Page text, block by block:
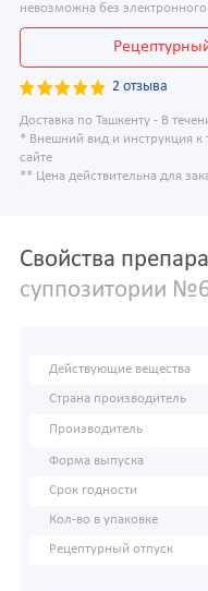
невозможна без электронного
2 отзыва
Доставка по Ташкенту - В
* Внешний вид и инструкция к
сайте
** Цена действительна для
Свойства
суппозитории
Действующие вещества
Страна производитель
Производитель
Форма выпуска
Срок годности
Кол-во в упаковке
Рецептурный отпуск